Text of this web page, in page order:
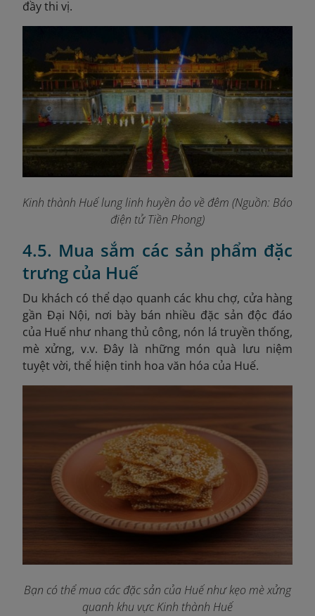
đầy thi vị.
Kinh thành Huế lung linh huyền ảo về đêm (Nguồn: Báo
điện tử Tiền Phong)
4.5. Mua sắm các sản phẩm đặc
trưng của Huế
Du khách có thể dạo quanh các khu chợ, cửa hàng
gần Đại Nội, nơi bày bán nhiều đặc sản độc đáo
của Huế như nhang thủ công, nón lá truyền thống,
mè xửng, v.v. Đây là những món quà lưu niệm
tuyệt vời, thể hiện tinh hoa văn hóa của Huế.
Bạn có thể mua các đặc sản của Huế như kẹo mè xửng
quanh khu vực Kinh thành Huế